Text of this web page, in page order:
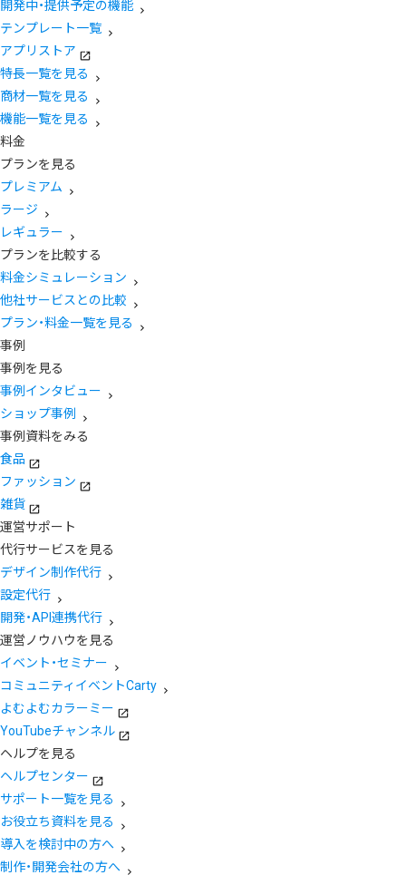
開発中・提供予定の機能
テンプレート一覧
アプリストア
特長一覧を見る
商材一覧を見る
機能一覧を見る
料金
プランを見る
プレミアム
ラージ
レギュラー
プランを比較する
料金シミュレーション
他社サービスとの比較
プラン・料金一覧を見る
事例
事例を見る
事例インタビュー
ショップ事例
事例資料をみる
食品
ファッション
雑貨
運営サポート
代行サービスを見る
デザイン制作代行
設定代行
開発・API連携代行
運営ノウハウを見る
イベント・セミナー
コミュニティイベントCarty
よむよむカラーミー
YouTubeチャンネル
ヘルプを見る
ヘルプセンター
サポート一覧を見る
お役立ち資料を見る
導入を検討中の方へ
制作・開発会社の方へ